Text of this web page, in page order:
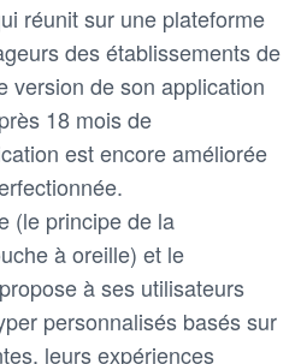
réunit sur une plateforme
des établissements de
version de son application
18 mois de
est encore améliorée
(le principe de la
à oreille) et le
à ses utilisateurs
personnalisés basés sur
leurs expériences